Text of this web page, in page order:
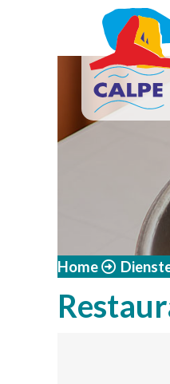
Overslaan en naar de
Home